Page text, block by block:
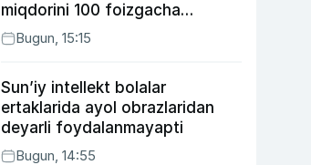
miqdorini 100 foizgacha
oshirishni nazarda tutuvchi
qonunni ma’qulladi
Bugun, 15:15
Sun’iy intellekt bolalar
ertaklarida ayol obrazlaridan
deyarli foydalanmayapti
Bugun, 14:55